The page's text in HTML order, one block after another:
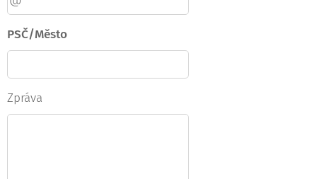
PSČ/Město
Zpráva